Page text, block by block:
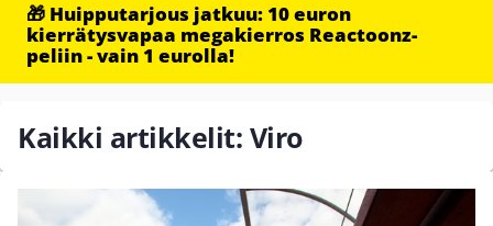
🎁 Huipputarjous jatkuu: 10 euron
kierrätysvapaa megakierros Reactoonz-
peliin - vain 1 eurolla!
Kaikki artikkelit: Viro